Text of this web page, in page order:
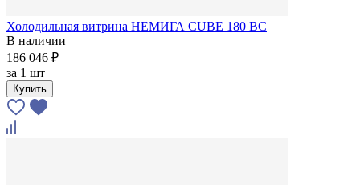
Холодильная витрина НЕМИГА CUBE 180 ВС
В наличии
186 046 ₽
за 1 шт
Купить